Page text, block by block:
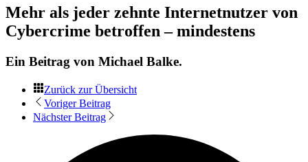
Mehr als jeder zehnte Internetnutzer von
Cybercrime betroffen – mindestens
Ein Beitrag von Michael Balke.
Zurück zur Übersicht
Voriger Beitrag
Nächster Beitrag